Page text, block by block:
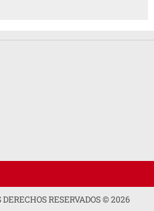
RESERVADOS ©2026